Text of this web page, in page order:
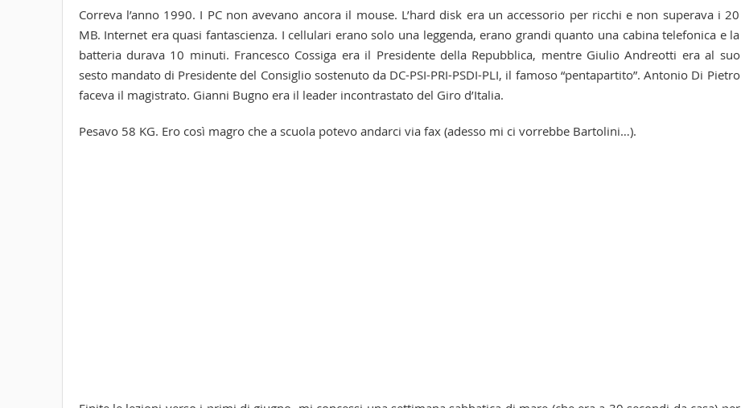
Correva l’anno 1990. I PC non avevano ancora il mouse. L’hard disk era un accessorio per ricchi e non superava i 20
MB. Internet era quasi fantascienza. I cellulari erano solo una leggenda, erano grandi quanto una cabina telefonica e la
batteria durava 10 minuti. Francesco Cossiga era il Presidente della Repubblica, mentre Giulio Andreotti era al suo
sesto mandato di Presidente del Consiglio sostenuto da DC-PSI-PRI-PSDI-PLI, il famoso “pentapartito”. Antonio Di Pietro
faceva il magistrato. Gianni Bugno era il leader incontrastato del Giro d’Italia.
Pesavo 58 KG. Ero così magro che a scuola potevo andarci via fax (adesso mi ci vorrebbe Bartolini…).